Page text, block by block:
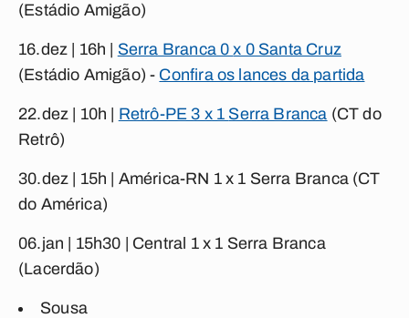
(Estádio Amigão)
16.dez | 16h | Serra Branca 0x 0 Santa Cruz
(Estádio Amigão) - Confira os lances da partida
22.dez | 10h | Retrô-PE 3 x 1 Serra Branca (CT do
Retrô)
30.dez | 15h | América-RN 1 x 1 Serra Branca (CT
do América)
06.jan | 15h30 | Central 1 x 1 Serra Branca
(Lacerdão)
Sousa